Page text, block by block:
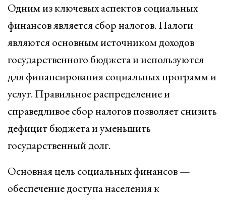
Одним из ключевых аспектов социальных
финансов является сбор налогов. Налоги
являются основным источником доходов
государственного бюджета и используются
для финансирования социальных программ и
услуг. Правильное распределение и
справедливое сбор налогов позволяет снизить
дефицит бюджета и уменьшить
государственный долг.
Основная цель социальных финансов —
обеспечение доступа населения к